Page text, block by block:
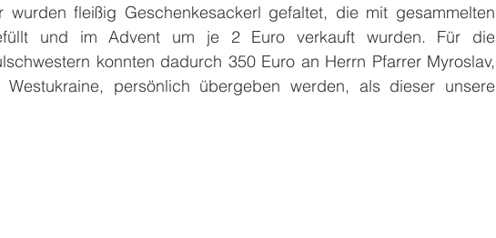
wurden fleißig Geschenkesackerl gefaltet, die mit gesammelten
und im Advent um je 2 Euro verkauft wurden. Für die
konnten dadurch 350 Euro an Herrn Pfarrer Myroslav,
persönlich übergeben werden, als dieser unsere